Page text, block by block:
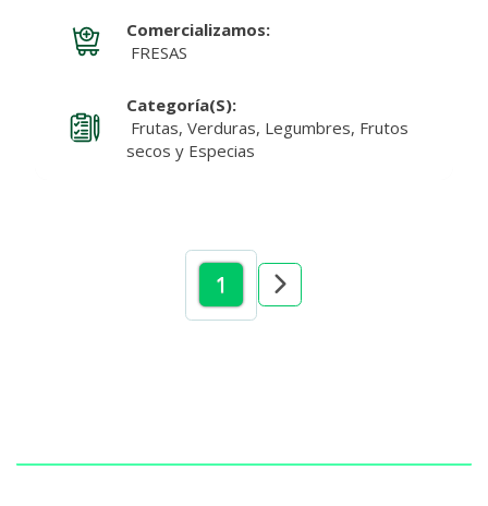
Comercializamos:
FRESAS
Categoría(s):
Frutas, Verduras, Legumbres, Frutos
secos y Especias
1